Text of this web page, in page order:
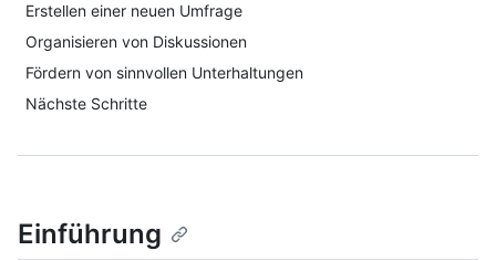
Erstellen einer neuen Umfrage
Organisieren von Diskussionen
Fördern von sinnvollen Unterhaltungen
Nächste Schritte
Einführung